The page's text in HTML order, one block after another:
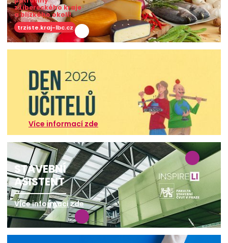
z Libereckého kraje
a blízkého okolí!
trziste.kraj-lbc.cz
Více informací zde
STAVEBNÍ
ASISTENT
Více informací zde